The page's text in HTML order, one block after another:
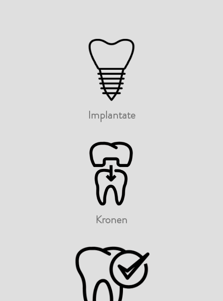
Implantate
Kronen